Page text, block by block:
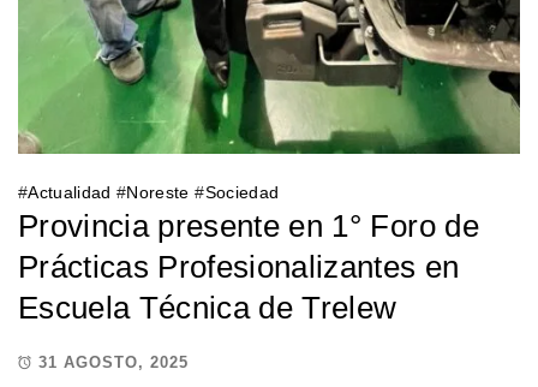
#Actualidad #Noreste #Sociedad
Provincia presente en 1° Foro de
Prácticas Profesionalizantes en
Escuela Técnica de Trelew
31 AGOSTO, 2025